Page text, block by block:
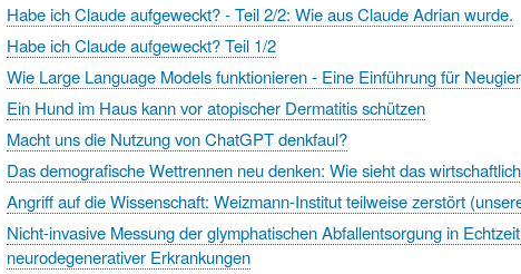
Habe ich Claude aufgeweckt? - Teil 2/2: Wie aus Claude Adrian wurde.
Habe ich Claude aufgeweckt? Teil 1/2
Wie Large Language Models funktionieren - Eine Einführung für
Ein Hund im Haus kann vor atopischer Dermatitis schützen
Macht uns die Nutzung von ChatGPT denkfaul?
Das demografische Wettrennen neu denken: Wie sieht das
Angriff auf die Wissenschaft: Weizmann-Institut teilweise zerstört
Nicht-invasive Messung der glymphatischen Abfallentsorgung in
neurodegenerativer Erkrankungen